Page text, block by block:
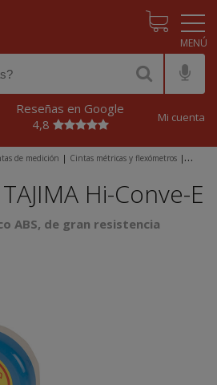
Reseñas en Google
4,8
Mi cuenta
de medición | Cintas métricas y flexómetros |
Hi-Conve-E
ABS, de gran resistencia